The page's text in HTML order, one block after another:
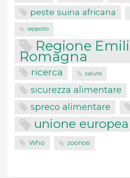
peste suina africana
rapporto
Regione
Romagna
ricerca salute
sicurezza alimentare
spreco alimentare
unione europea
Who zoonosi